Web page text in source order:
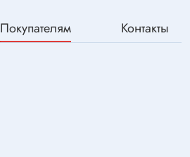
Покупателям Контакты